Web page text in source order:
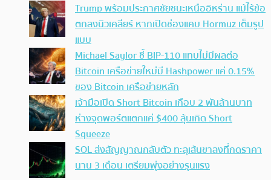
Trump พร้อมประกาศชัยชนะเหนืออิหร่าน แม้ไร้ข้อ
ตกลงนิวเคลียร์ หากเปิดช่องแคบ Hormuz เต็มรูป
แบบ
Michael Saylor ชี้ BIP-110 แทบไม่มีผลต่อ
Bitcoin เครือข่ายใหม่มี Hashpower แค่ 0.15%
ของ Bitcoin เครือข่ายหลัก
เจ้ามือเปิด Short Bitcoin เกือบ 2 พันล้านบาท
ห่างจุดพอร์ตแตกแค่ $400 ลุ้นเกิด Short
Squeeze
SOL ส่งสัญญาณกลับตัว ทะลุเส้นขาลงที่กดราคา
นาน 3 เดือน เตรียมพุ่งอย่างรุนแรง